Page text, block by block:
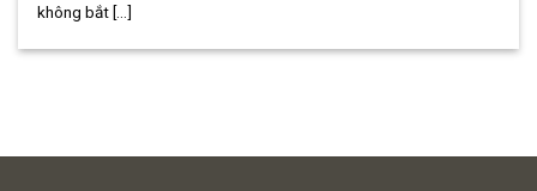
không bắt [...]